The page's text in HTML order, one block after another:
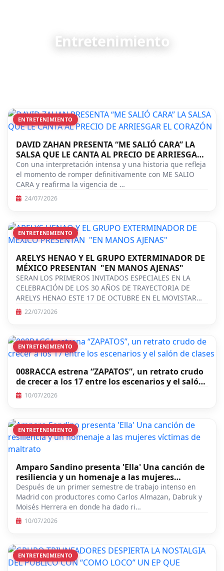
Entretenimiento
ENTRETENIMIENTO
DAVID ZAHAN PRESENTA “ME SALIÓ CARA” LA
SALSA QUE LE CANTA AL PRECIO DE ARRIESGAR
EL CORAZÓN
Con una interpretación intensa y una historia que refleja
el momento de romper definitivamente con ME SALIO
CARA y reafirma la vigencia de …
24/07/2026
ENTRETENIMIENTO
ARELYS HENAO Y EL GRUPO EXTERMINADOR DE
MÉXICO PRESENTAN "EN MANOS AJENAS"
SERAN LOS PRIMEROS INVITADOS ESPECIALES EN LA
CELEBRACIÓN DE LOS 30 AÑOS DE TRAYECTORIA DE
ARELYS HENAO ESTE 17 DE OCTUBRE EN EL MOVISTAR
A…22/07/2026
ENTRETENIMIENTO
008RACCA estrena “ZAPATOS”, un retrato crudo
de crecer a los 17 entre los escenarios y el salón
de clases
10/07/2026
ENTRETENIMIENTO
Amparo Sandino presenta 'Ella' Una canción de
resiliencia y un homenaje a las mujeres
víctimas de maltrato
Después de un primer semestre de trabajo intenso en
Madrid con productores como Carlos Almazan, Dabruk y
Moisés Herrera en donde ha dado ri…
10/07/2026
ENTRETENIMIENTO